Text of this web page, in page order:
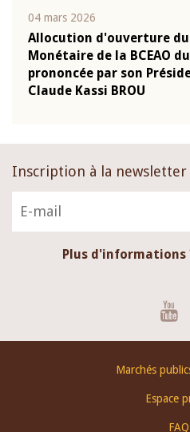
04 mars 2026
Allocution d'ouverture
Monétaire de la BCEAO
prononcée par son
Claude Kassi BROU
Inscription à la newsletter
Plus d'informations
Marchés
Espace
FAQ